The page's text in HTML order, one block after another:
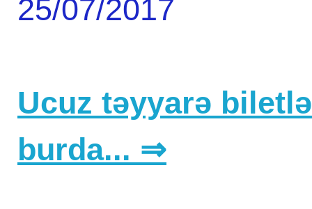
25/07/2017
Ucuz təyyarə
burda... ⇒